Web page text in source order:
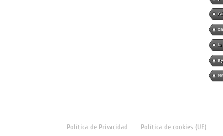
la
Política de Privacidad Política de cookies (UE)